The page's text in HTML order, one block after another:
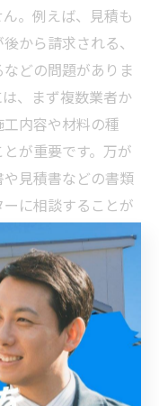
。例えば、見積も
から請求される、
どの問題がありま
、まず複数業者か
内容や材料の種
が重要です。万が
見積書などの書類
に相談することが
て進めるには、事前
。
塗装を終えるため